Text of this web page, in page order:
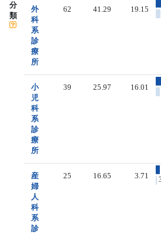
分
類
外
科
系
診
療
所
62 41.29 19.15
小
児
科
系
診
療
所
39 25.97 16.01
産
婦
人
科
系
診
25 16.65 3.71